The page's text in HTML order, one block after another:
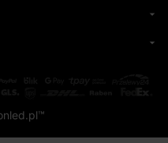
arrow_drop_down
arrow_drop_down